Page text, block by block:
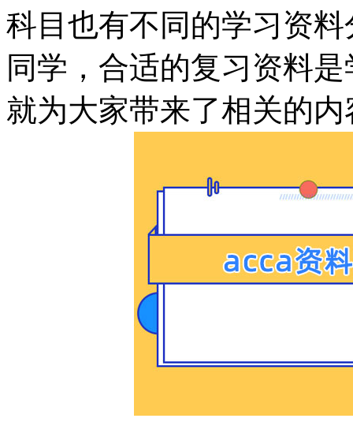
科目也有不同的学习资
同学，合适的复习资料
就为大家带来了相关的